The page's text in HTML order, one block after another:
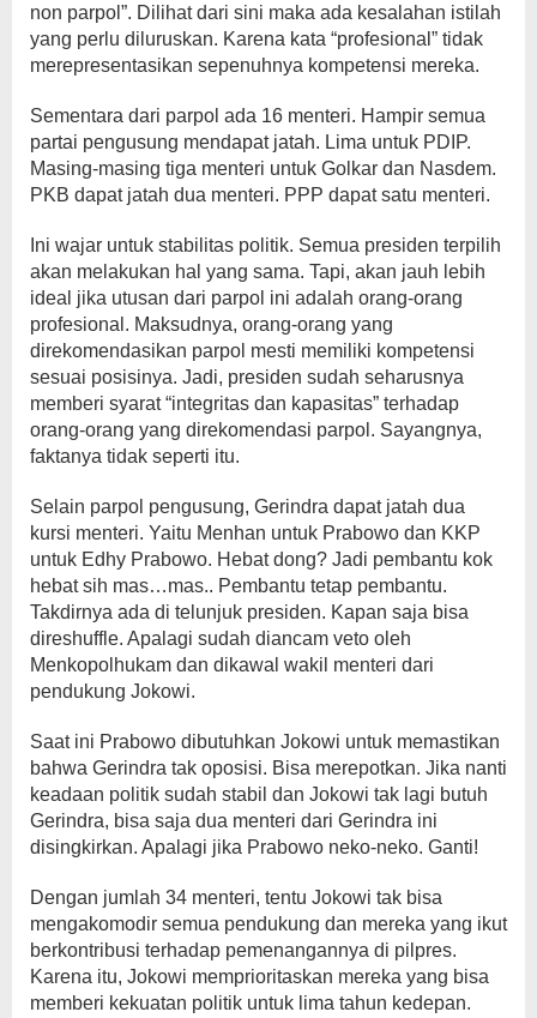
non parpol”. Dilihat dari sini maka ada kesalahan istilah
yang perlu diluruskan. Karena kata “profesional” tidak
merepresentasikan sepenuhnya kompetensi mereka.
Sementara dari parpol ada 16 menteri. Hampir semua
partai pengusung mendapat jatah. Lima untuk PDIP.
Masing-masing tiga menteri untuk Golkar dan Nasdem.
PKB dapat jatah dua menteri. PPP dapat satu menteri.
Ini wajar untuk stabilitas politik. Semua presiden terpilih
akan melakukan hal yang sama. Tapi, akan jauh lebih
ideal jika utusan dari parpol ini adalah orang-orang
profesional. Maksudnya, orang-orang yang
direkomendasikan parpol mesti memiliki kompetensi
sesuai posisinya. Jadi, presiden sudah seharusnya
memberi syarat “integritas dan kapasitas” terhadap
orang-orang yang direkomendasi parpol. Sayangnya,
faktanya tidak seperti itu.
Selain parpol pengusung, Gerindra dapat jatah dua
kursi menteri. Yaitu Menhan untuk Prabowo dan KKP
untuk Edhy Prabowo. Hebat dong? Jadi pembantu kok
hebat sih mas…mas.. Pembantu tetap pembantu.
Takdirnya ada di telunjuk presiden. Kapan saja bisa
direshuffle. Apalagi sudah diancam veto oleh
Menkopolhukam dan dikawal wakil menteri dari
pendukung Jokowi.
Saat ini Prabowo dibutuhkan Jokowi untuk memastikan
bahwa Gerindra tak oposisi. Bisa merepotkan. Jika nanti
keadaan politik sudah stabil dan Jokowi tak lagi butuh
Gerindra, bisa saja dua menteri dari Gerindra ini
disingkirkan. Apalagi jika Prabowo neko-neko. Ganti!
Dengan jumlah 34 menteri, tentu Jokowi tak bisa
mengakomodir semua pendukung dan mereka yang ikut
berkontribusi terhadap pemenangannya di pilpres.
Karena itu, Jokowi memprioritaskan mereka yang bisa
memberi kekuatan politik untuk lima tahun kedepan.